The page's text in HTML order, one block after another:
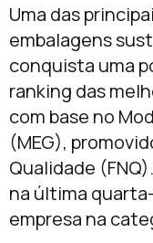
Uma das
embalagens
conquista uma
ranking das
com base no
(MEG),
Qualidade
na última
empresa na